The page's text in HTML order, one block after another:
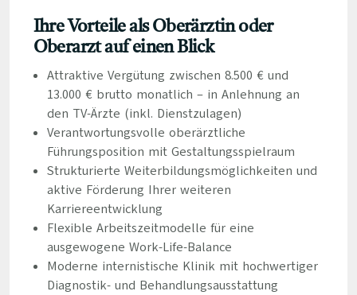
Ihre Vorteile als Oberärztin oder
Oberarzt auf einen Blick
Attraktive Vergütung zwischen 8.500 € und
13.000 € brutto monatlich – in Anlehnung an
den TV-Ärzte (inkl. Dienstzulagen)
Verantwortungsvolle oberärztliche
Führungsposition mit Gestaltungsspielraum
Strukturierte Weiterbildungsmöglichkeiten und
aktive Förderung Ihrer weiteren
Karriereentwicklung
Flexible Arbeitszeitmodelle für eine
ausgewogene Work-Life-Balance
Moderne internistische Klinik mit hochwertiger
Diagnostik- und Behandlungsausstattung